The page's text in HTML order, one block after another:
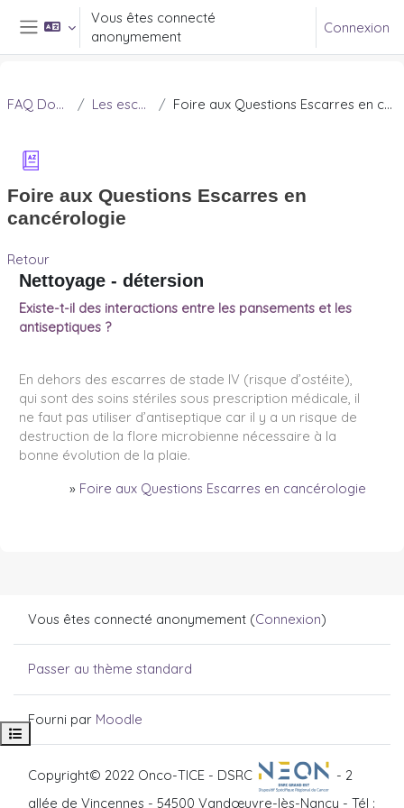
Passer au contenu principal
Panneau latéral
Vous êtes connecté
anonymement
Connexion
Ouvrir l’index du cours
FAQ Douleur Les escarres Foire aux Questions Escarres en cancérologie
Foire aux Questions Escarres en
cancérologie
Retour
Nettoyage - détersion
Existe-t-il des interactions entre les pansements et les
antiseptiques ?
En dehors des escarres de stade IV (risque d’ostéite),
qui sont des soins stériles sous prescription médicale, il
ne faut pas utiliser d’antiseptique car il y a un risque de
destruction de la flore microbienne nécessaire à la
bonne évolution de la plaie.
» Foire aux Questions Escarres en cancérologie
Vous êtes connecté anonymement (Connexion)
Passer au thème standard
Fourni par Moodle
Copyright© 2022 Onco-TICE - DSRC
- 2
allée de Vincennes - 54500 Vandœuvre-lès-Nancy - Tél :